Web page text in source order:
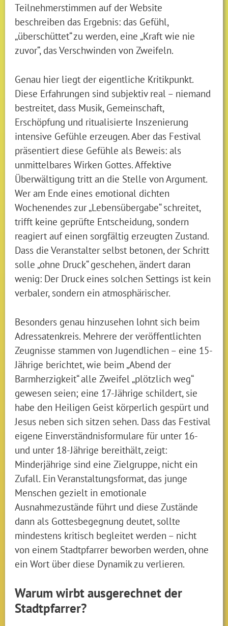
Teilnehmerstimmen auf der Website
beschreiben das Ergebnis: das Gefühl,
„überschüttet“ zu werden, eine „Kraft wie nie
zuvor“, das Verschwinden von Zweifeln.
Genau hier liegt der eigentliche Kritikpunkt.
Diese Erfahrungen sind subjektiv real – niemand
bestreitet, dass Musik, Gemeinschaft,
Erschöpfung und ritualisierte Inszenierung
intensive Gefühle erzeugen. Aber das Festival
präsentiert diese Gefühle als Beweis: als
unmittelbares Wirken Gottes. Affektive
Überwältigung tritt an die Stelle von Argument.
Wer am Ende eines emotional dichten
Wochenendes zur „Lebensübergabe“ schreitet,
trifft keine geprüfte Entscheidung, sondern
reagiert auf einen sorgfältig erzeugten Zustand.
Dass die Veranstalter selbst betonen, der Schritt
solle „ohne Druck“ geschehen, ändert daran
wenig: Der Druck eines solchen Settings ist kein
verbaler, sondern ein atmosphärischer.
Besonders genau hinzusehen lohnt sich beim
Adressatenkreis. Mehrere der veröffentlichten
Zeugnisse stammen von Jugendlichen – eine 15-
Jährige berichtet, wie beim „Abend der
Barmherzigkeit“ alle Zweifel „plötzlich weg“
gewesen seien; eine 17-Jährige schildert, sie
habe den Heiligen Geist körperlich gespürt und
Jesus neben sich sitzen sehen. Dass das Festival
eigene Einverständnisformulare für unter 16-
und unter 18-Jährige bereithält, zeigt:
Minderjährige sind eine Zielgruppe, nicht ein
Zufall. Ein Veranstaltungsformat, das junge
Menschen gezielt in emotionale
Ausnahmezustände führt und diese Zustände
dann als Gottesbegegnung deutet, sollte
mindestens kritisch begleitet werden – nicht
von einem Stadtpfarrer beworben werden, ohne
ein Wort über diese Dynamik zu verlieren.
Warum wirbt ausgerechnet der
Stadtpfarrer?